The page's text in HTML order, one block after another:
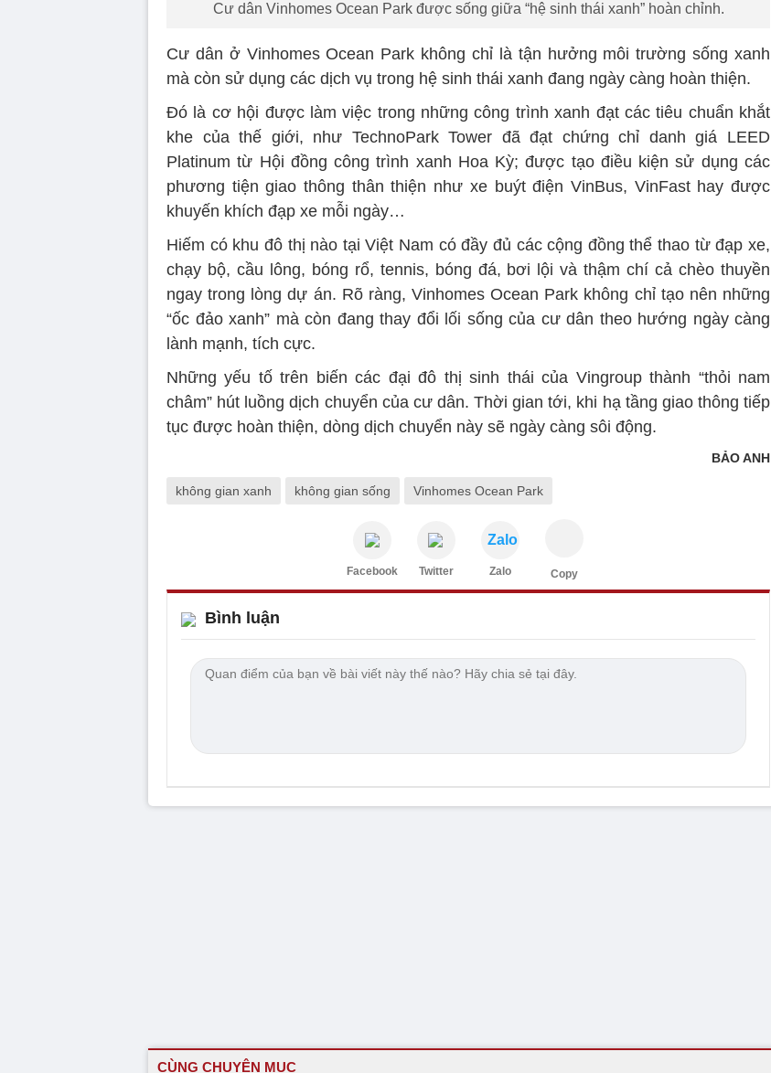
Cư dân Vinhomes Ocean Park được sống giữa “hệ sinh thái xanh” hoàn chỉnh.
Cư dân ở Vinhomes Ocean Park không chỉ là tận hưởng môi trường sống xanh
mà còn sử dụng các dịch vụ trong hệ sinh thái xanh đang ngày càng hoàn thiện.
Đó là cơ hội được làm việc trong những công trình xanh đạt các tiêu chuẩn khắt
khe của thế giới, như TechnoPark Tower đã đạt chứng chỉ danh giá LEED
Platinum từ Hội đồng công trình xanh Hoa Kỳ; được tạo điều kiện sử dụng các
phương tiện giao thông thân thiện như xe buýt điện VinBus, VinFast hay được
khuyến khích đạp xe mỗi ngày…
Hiếm có khu đô thị nào tại Việt Nam có đầy đủ các cộng đồng thể thao từ đạp xe,
chạy bộ, cầu lông, bóng rổ, tennis, bóng đá, bơi lội và thậm chí cả chèo thuyền
ngay trong lòng dự án. Rõ ràng, Vinhomes Ocean Park không chỉ tạo nên những
“ốc đảo xanh” mà còn đang thay đổi lối sống của cư dân theo hướng ngày càng
lành mạnh, tích cực.
Những yếu tố trên biến các đại đô thị sinh thái của Vingroup thành “thỏi nam
châm” hút luồng dịch chuyển của cư dân. Thời gian tới, khi hạ tầng giao thông tiếp
tục được hoàn thiện, dòng dịch chuyển này sẽ ngày càng sôi động.
BẢO ANH
không gian xanh không gian sống Vinhomes Ocean Park
Facebook Twitter
Zalo
Zalo Copy
Bình luận
CÙNG CHUYÊN MỤC